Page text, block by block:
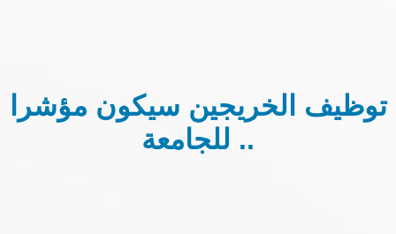
توظيف الخريجين سيكون مؤشرا
للجامعة ..